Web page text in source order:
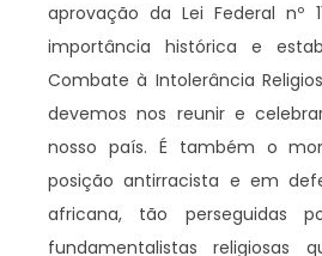
aprovação da Lei Federal nº
importância histórica e
Combate à Intolerância
devemos nos reunir e
nosso país. É também o
posição antirracista e em
africana, tão perseguidas
fundamentalistas